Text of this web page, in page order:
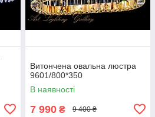
Витончена овальна люстра
9601/800*350
В наявності
7 990 ₴ 9 400 ₴